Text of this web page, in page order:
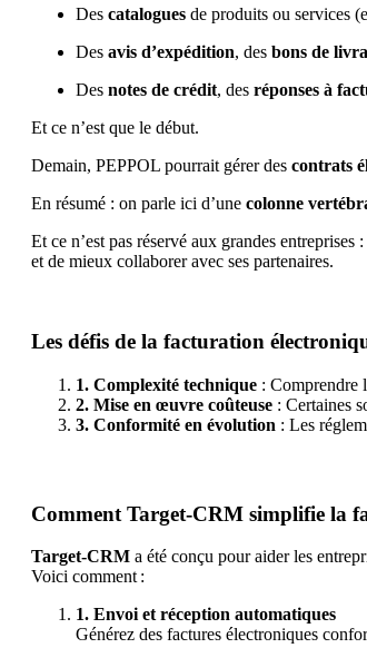
Des catalogues de produits ou services
Des avis d’expédition, des bons de
Des notes de crédit, des réponses à
Et ce n’est que le début.
Demain, PEPPOL pourrait gérer des contrats
En résumé : on parle ici d’une colonne
Et ce n’est pas réservé aux grandes
et de mieux collaborer avec ses partenaires.
Les défis de la facturation
1. Complexité technique : Comprendre
2. Mise en œuvre coûteuse : Certaines
3. Conformité en évolution : Les
Comment Target-CRM simplifie la
Target-CRM a été conçu pour aider les
Voici comment :
1. Envoi et réception automatiques
Générez des factures électroniques